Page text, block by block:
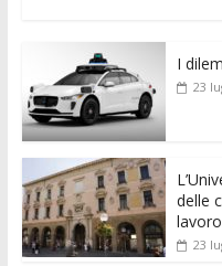
e
b
o
o
k
itt
er
ai
l
I
23
delle
23